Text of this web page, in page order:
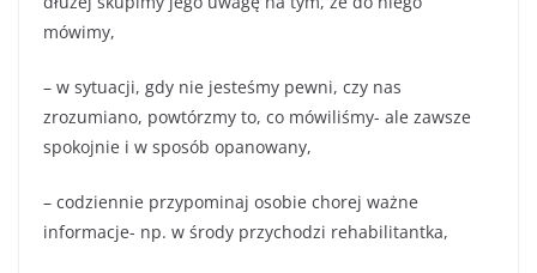
mówimy,
– w sytuacji, gdy nie jesteśmy pewni, czy nas
zrozumiano, powtórzmy to, co mówiliśmy- ale zawsze
spokojnie i w sposób opanowany,
– codziennie przypominaj osobie chorej ważne
informacje- np. w środy przychodzi rehabilitantka,